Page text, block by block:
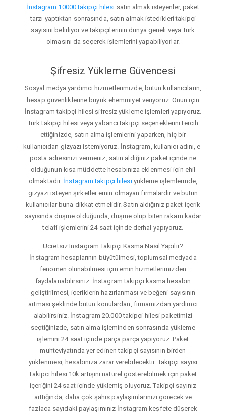
İnstagram 10000 takipçi hilesi satın almak isteyenler, paket
tarzı yaptıktan sonrasında, satın almak istedikleri takipçi
sayısını belirliyor ve takipçilerinin dünya geneli veya Türk
olmasını da seçerek işlemlerini yapabiliyorlar.
Şifresiz Yükleme Güvencesi
Sosyal medya yardımcı hizmetlerimizde, bütün kullanıcıların,
hesap güvenliklerine büyük ehemmiyet veriyoruz. Onun için
İnstagram takipçi hilesi şifresiz yükleme işlemleri yapıyoruz.
Türk takipçi hilesi veya yabancı takipçi seçeneklerini tercih
ettiğinizde, satın alma işlemlerini yaparken, hiç bir
kullanıcıdan gizyazı istemiyoruz. İnstagram, kullanıcı adını, e-
posta adresinizi vermeniz, satın aldığınız paket içinde ne
olduğunun kısa müddette hesabınıza eklenmesi için ehil
olmaktadır. İnstagram takipçi hilesiyükleme işlemlerinde,
gizyazı isteyen şirketler emin olmayan firmalardır ve bütün
kullanıcılar buna dikkat etmelidir. Satın aldığınız paket içerik
sayısında düşme olduğunda, düşme olup biten rakam kadar
telafi işlemlerini 24 saat içinde derhal yapıyoruz.
Ücretsiz Instagram Takipçi Kasma Nasıl Yapılır?
İnstagram hesaplarının büyütülmesi, toplumsal medyada
fenomen olunabilmesi için emin hizmetlerimizden
faydalanabilirsiniz. İnstagram takipçi kasma hesabın
geliştirilmesi, içeriklerin hazırlanması ve beğeni sayısının
artması şeklinde bütün konulardan, firmamızdan yardımcı
alabilirsiniz. İnstagram 20.000 takipçi hilesi paketimizi
seçtiğinizde, satın alma işleminden sonrasında yükleme
işlemini 24 saat içinde parça parça yapıyoruz. Paket
muhteviyatında yer edinen takipçi sayısının birden
yüklenmesi, hesabınıza zarar verebilecektir. Takipçi sayısı
Takipci hilesi 10k artışını naturel gösterebilmek için paket
içeriğini 24 saat içinde yüklemiş oluyoruz. Takipçi sayınız
arttığında, daha çok şahıs paylaşımlarınızı görecek ve
fazlaca sayıdaki paylaşımınız İnstagram keşfete düşerek